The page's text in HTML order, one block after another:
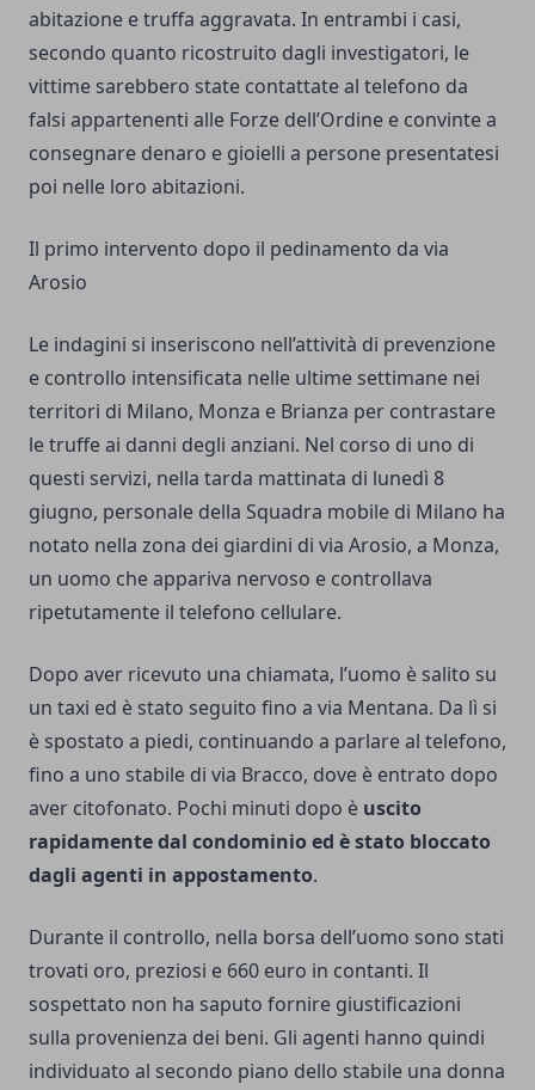
abitazione e truffa aggravata. In entrambi i casi,
secondo quanto ricostruito dagli investigatori, le
vittime sarebbero state contattate al telefono da
falsi appartenenti alle Forze dell’Ordine e convinte a
consegnare denaro e gioielli a persone presentatesi
poi nelle loro abitazioni.
Il primo intervento dopo il pedinamento da via
Arosio
Le indagini si inseriscono nell’attività di prevenzione
e controllo intensificata nelle ultime settimane nei
territori di Milano, Monza e Brianza per contrastare
le truffe ai danni degli anziani. Nel corso di uno di
questi servizi, nella tarda mattinata di lunedì 8
giugno, personale della Squadra mobile di Milano ha
notato nella zona dei giardini di via Arosio, a Monza,
un uomo che appariva nervoso e controllava
ripetutamente il telefono cellulare.
Dopo aver ricevuto una chiamata, l’uomo è salito su
un taxi ed è stato seguito fino a via Mentana. Da lì si
è spostato a piedi, continuando a parlare al telefono,
fino a uno stabile di via Bracco, dove è entrato dopo
aver citofonato. Pochi minuti dopo è uscito
rapidamente dal condominio ed è stato bloccato
dagli agenti in appostamento.
Durante il controllo, nella borsa dell’uomo sono stati
trovati oro, preziosi e 660 euro in contanti. Il
sospettato non ha saputo fornire giustificazioni
sulla provenienza dei beni. Gli agenti hanno quindi
individuato al secondo piano dello stabile una donna